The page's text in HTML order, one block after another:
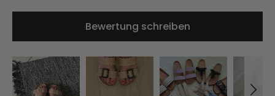
Bewertung schreiben